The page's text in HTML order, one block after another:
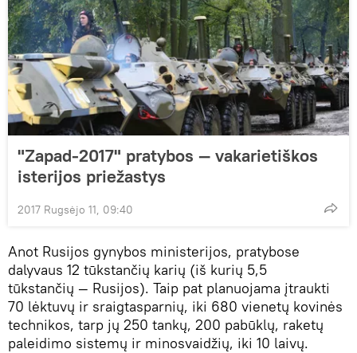
"Zapad-2017" pratybos — vakarietiškos
isterijos priežastys
2017 Rugsėjo 11, 09:40
Anot Rusijos gynybos ministerijos, pratybose
dalyvaus 12 tūkstančių karių (iš kurių 5,5
tūkstančių — Rusijos). Taip pat planuojama įtraukti
70 lėktuvų ir sraigtasparnių, iki 680 vienetų kovinės
technikos, tarp jų 250 tankų, 200 pabūklų, raketų
paleidimo sistemų ir minosvaidžių, iki 10 laivų.